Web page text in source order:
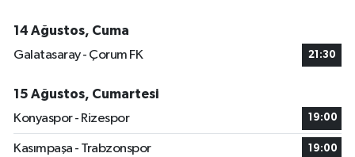
14 Ağustos, Cuma
Galatasaray - Çorum FK
21:30
15 Ağustos, Cumartesi
Konyaspor - Rizespor
19:00
Kasımpaşa - Trabzonspor 19:00